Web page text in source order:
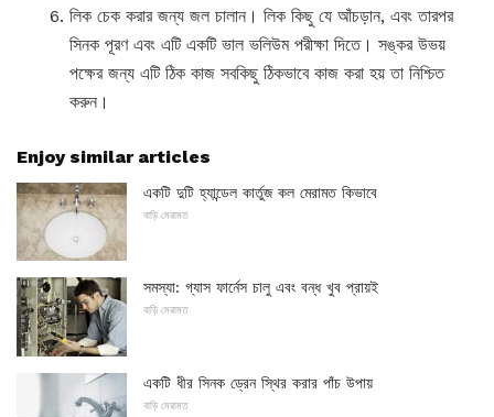
লিক চেক করার জন্য জল চালান। লিক কিছু যে আঁচড়ান, এবং তারপর
সিনক পূরণ এবং এটি একটি ভাল ভলিউম পরীক্ষা দিতে। সঙ্কর উভয়
পক্ষের জন্য এটি ঠিক কাজ সবকিছু ঠিকভাবে কাজ করা হয় তা নিশ্চিত
করুন।
Enjoy similar articles
একটি দুটি হ্যান্ডেল কার্তুজ কল মেরামত কিভাবে
বাড়ি মেরামত
সমস্যা: গ্যাস ফার্নেস চালু এবং বন্ধ খুব প্রায়ই
বাড়ি মেরামত
একটি ধীর সিনক ড্রেন স্থির করার পাঁচ উপায়
বাড়ি মেরামত